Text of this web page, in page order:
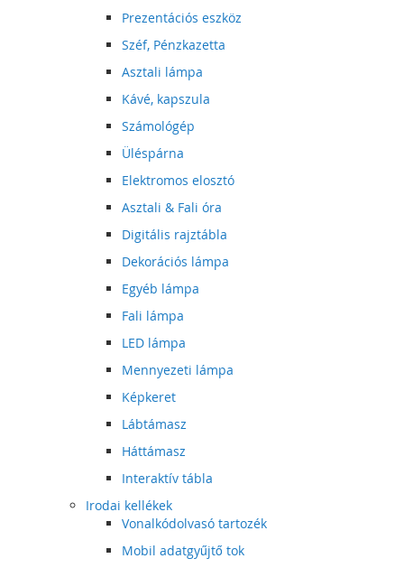
Prezentációs eszköz
Széf, Pénzkazetta
Asztali lámpa
Kávé, kapszula
Számológép
Üléspárna
Elektromos elosztó
Asztali & Fali óra
Digitális rajztábla
Dekorációs lámpa
Egyéb lámpa
Fali lámpa
LED lámpa
Mennyezeti lámpa
Képkeret
Lábtámasz
Háttámasz
Interaktív tábla
Irodai kellékek
Vonalkódolvasó tartozék
Mobil adatgyűjtő tok